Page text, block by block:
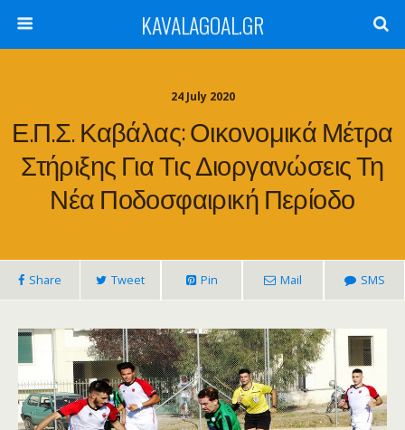
KAVALAGOAL.GR
24 July 2020
Ε.Π.Σ. Καβάλας: Οικονομικά Μέτρα
Στήριξης Για Τις Διοργανώσεις Τη
Νέα Ποδοσφαιρική Περίοδο
Share Tweet Pin Mail SMS